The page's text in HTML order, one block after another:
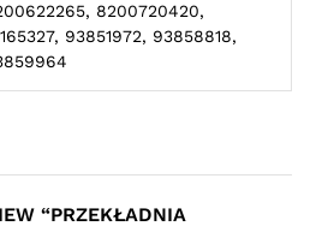
8200720420,
93851972, 93858818,
“PRZEKŁADNIA